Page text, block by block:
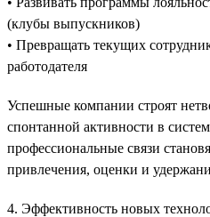
(клубы выпускников)
• Превращать текущих
работодателя
Успешные компании строят
спонтанной активности в
профессиональные связи
привлечения, оценки и
4. Эффективность новых